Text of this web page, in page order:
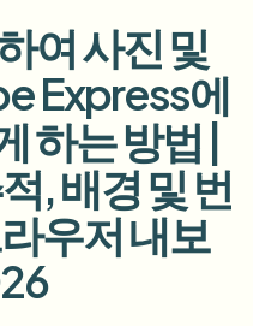
여 사진 및
Express에
하는 방법 |
, 배경 및 번
우저 내보